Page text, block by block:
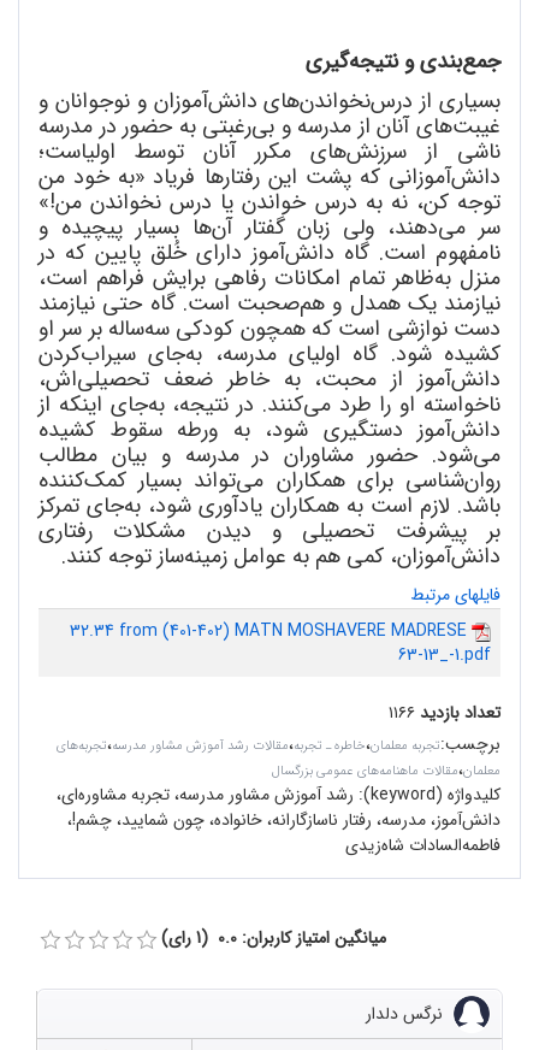
جمعبندی و نتیجهگیری
بسیاری از درسنخواندنهای دانشآموزان و نوجوانان و
غیبتهای آنان از مدرسه و بیرغبتی به حضور در مدرسه
ناشی از سرزنشهای مکرر آنان توسط اولیاست؛
دانشآموزانی که پشت این رفتارها فریاد «به خود من
توجه کن، نه به درس خواندن یا درس نخواندن من!»
سر میدهند، ولی زبان گفتار آنها بسیار پیچیده و
نامفهوم است. گاه دانشآموز دارای خُلق پایین که در
منزل بهظاهر تمام امکانات رفاهی برایش فراهم است،
نیازمند یک همدل و همصحبت است. گاه حتی نیازمند
دست نوازشی است که همچون کودکی سهساله بر سر او
کشیده شود. گاه اولیای مدرسه، بهجای سیرابکردن
دانشآموز از محبت، به خاطر ضعف تحصیلیاش،
ناخواسته او را طرد میکنند. در نتیجه، بهجای اینکه از
دانشآموز دستگیری شود، به ورطه سقوط کشیده
میشود. حضور مشاوران در مدرسه و بیان مطالب
روانشناسی برای همکاران میتواند بسیار کمککننده
باشد. لازم است به همکاران یادآوری شود، بهجای تمرکز
بر پیشرفت تحصیلی و دیدن مشکلات رفتاری
دانشآموزان، کمی هم به عوامل زمینهساز توجه کنند.
فایلهای مرتبط
32.34 from (401-402) MATN MOSHAVERE MADRESE
63-13_-1.pdf
تعداد بازدید۱۱۶۶
برچسب:تجربه معلمان،خاطره ـ تجربه،مقالات رشد آموزش مشاور مدرسه،تجربه‌های
معلمان،مقالات ماهنامه‌های عمومی بزرگسال
کلیدواژه (keyword):
رشد آموزش مشاور مدرسه، تجربه مشاوره‌ای،
دانش‌آموز، مدرسه، رفتار ناسازگارانه، خانواده، چون شمایید، چشم!،
فاطمه‌السادات شاه‌زیدی
میانگین امتیاز کاربران: 0.0 (1 رای)
نرگس دلدار